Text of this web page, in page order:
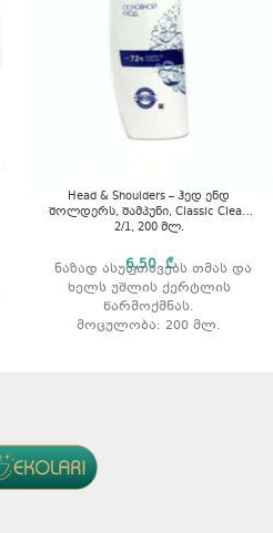
Head & Shoulders – ჰედ ენდ
შოლდერს, შამპუნი, Classic Clean
2/1, 200 მლ.
6,50₾
ნაზად ასუფთავებს თმას და
ხელს უშლის ქერტლის
წარმოქმნას.
მოცულობა: 200 მლ.